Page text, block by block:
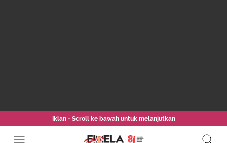
Iklan - Scroll ke bawah untuk melanjutkan